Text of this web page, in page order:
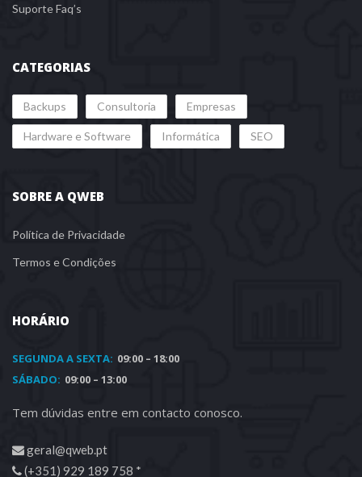
Suporte Faq’
CATEGORIAS
Backup Consultoria Empresa
Hardware e Software Informática SEO
SOBRE A QWEB
Política de Privacidade
Termos e Condiçõe
HORÁRIO
SEGUNDA A SEXTA: 09:00 – 18:00
SÁBADO: 09:00 – 13:00
Tem dúvidas entre em contacto conosco.
geral@qweb.pt
(+351) 929 189 758 *